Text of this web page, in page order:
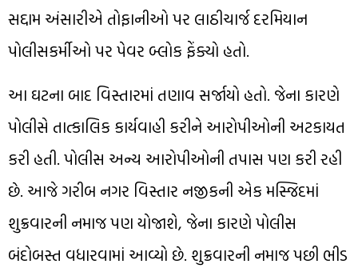
સદ્દામ અંસારીએ તોફાનીઓ પર લાઠીચાર્જ દરમિયાન
પોલીસકર્મીઓ પર પેવર બ્લોક ફેંક્યો હતો.
આ ઘટના બાદ વિસ્તારમાં તણાવ સર્જાયો હતો. જેના કારણે
પોલીસે તાત્કાલિક કાર્યવાહી કરીને આરોપીઓની અટકાયત
કરી હતી. પોલીસ અન્ય આરોપીઓની તપાસ પણ કરી રહી
છે. આજે ગરીબ નગર વિસ્તાર નજીકની એક મસ્જિદમાં
શુક્રવારની નમાજ પણ યોજાશે, જેના કારણે પોલીસ
બંદોબસ્ત વધારવામાં આવ્યો છે. શુક્રવારની નમાજ પછી ભીડ